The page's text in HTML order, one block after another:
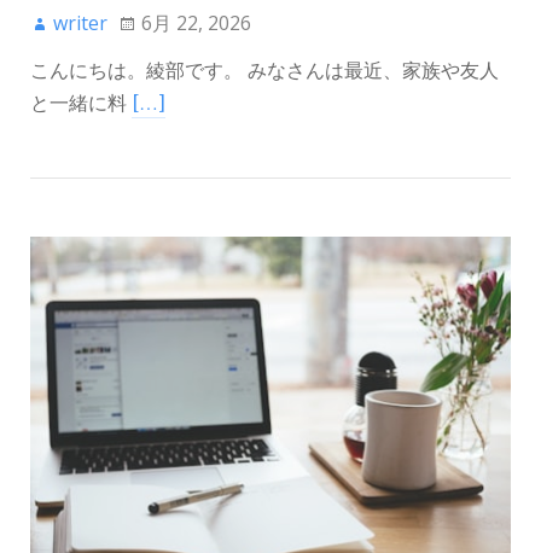
writer 6月 22, 2026
こんにちは。綾部です。 みなさんは最近、家族や友人
と一緒に料 […]